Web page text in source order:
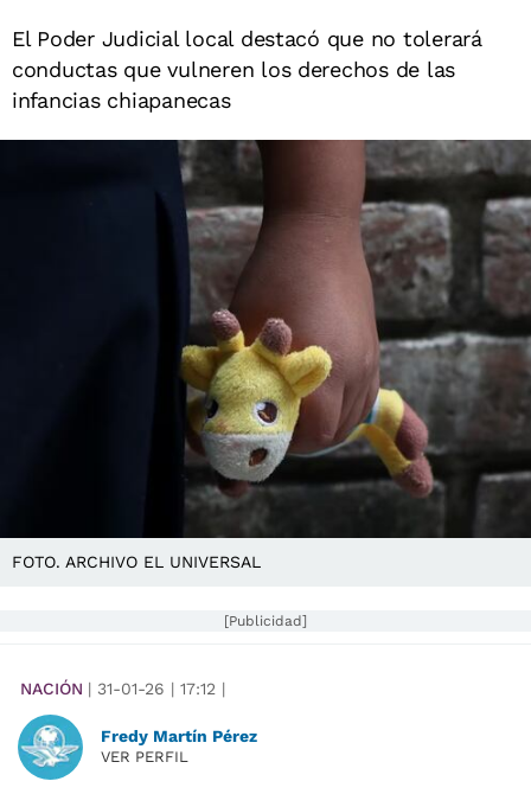
El Poder Judicial local destacó que no tolerará
conductas que vulneren los derechos de las
infancias chiapanecas
FOTO. ARCHIVO EL UNIVERSAL
[Publicidad]
NACIÓN | 31-01-26 | 17:12 |
Fredy Martín Pérez
VER PERFIL